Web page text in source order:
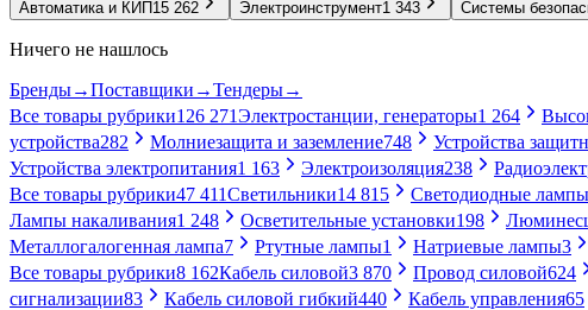
Автоматика и КИП 15 262 Электроинструмент1 343 Системы
Ничего не нашлось
Бренды→Поставщики →Тендеры→
Все товары рубрики126 271Электростанции, генераторы1 264
устройства282 Молниезащита и заземление748 Устройства
Устройства электропитания1 163 Электроизоляция238
Все товары рубрики47 411Светильники14 815 Светодиодные лампы
Лампы накаливания1 248 Осветительные установки198
Металлогалогенная лампа7 Ртутные лампы1 Натриевые лампы3
Все товары рубрики8 162Кабель силовой3 870 Провод силовой624
сигнализации83 Кабель силовой гибкий440 Кабель управления65